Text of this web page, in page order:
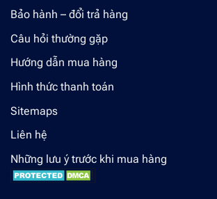
Bảo hành – đổi trả hàng
Câu hỏi thường gặp
Hướng dẫn mua hàng
Hình thức thanh toán
Sitemaps
Liên hệ
Những lưu ý trước khi mua hàng